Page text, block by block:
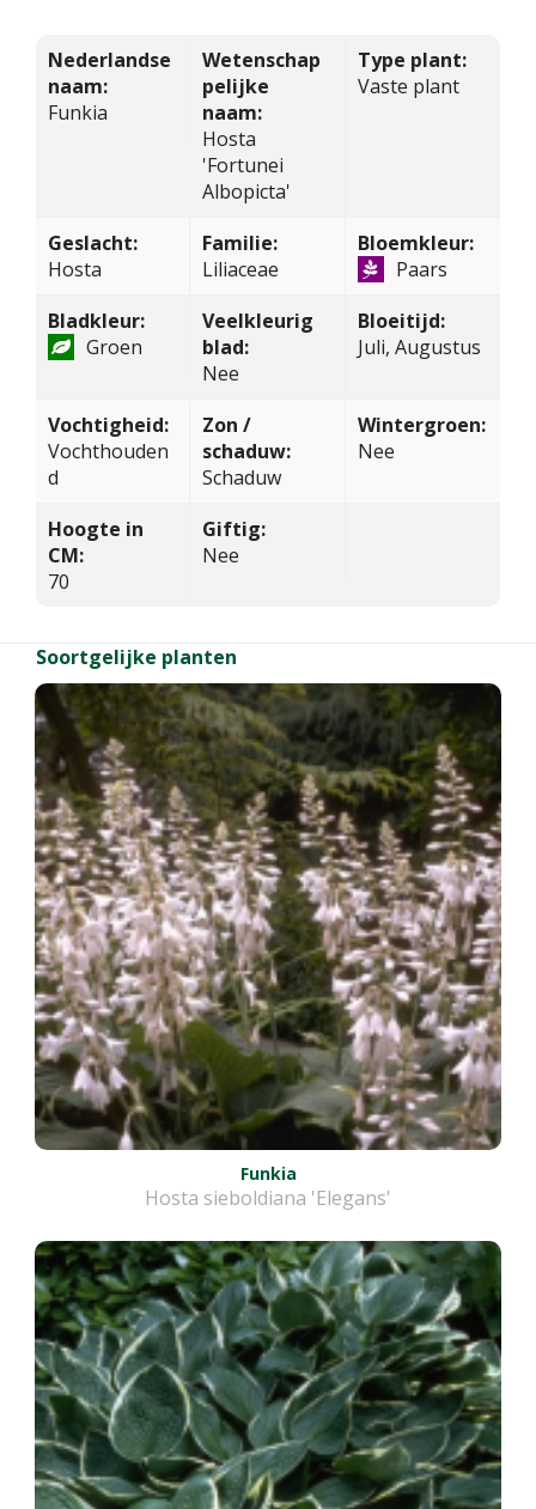
Nederlandse
naam:
Funkia
Wetenschap
pelijke
naam:
Hosta
'Fortunei
Albopicta'
Type plant:
Vaste plant
Geslacht:
Hosta
Familie:
Liliaceae
Bloemkleur:
Paars
Bladkleur:
Groen
Veelkleurig
blad:
Nee
Bloeitijd:
Juli, Augustus
Vochtigheid:
Vochthouden
d
Zon /
schaduw:
Schaduw
Wintergroen:
Nee
Hoogte in
CM:
70
Giftig:
Nee
Soortgelijke planten
Funkia
Hosta sieboldiana 'Elegans'